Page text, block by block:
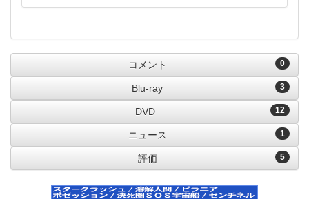
0
コメント
3
Blu-ray
12
DVD
1
ニュース
5
評価